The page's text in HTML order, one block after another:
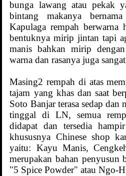
bunga lawang atau pekak
bintang makanya
Kapulaga rempah berwarna
bentuknya mirip jintan tapi
manis bahkan mirip
warna dan rasanya juga
Masing2 rempah di atas
tajam yang khas dan saat
Soto Banjar terasa sedap
tinggal di LN, semua
didapat dan tersedia
khususnya Chinese shop
yaitu: Kayu Manis,
merupakan bahan penyusun
"5 Spice Powder" atau Ngo-